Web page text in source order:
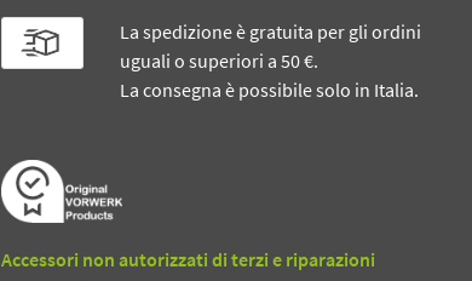
La spedizione è gratuita per gli ordini
uguali o superiori a 50 €.
La consegna è possibile solo in Italia.
Accessori non autorizzati di terzi e riparazioni